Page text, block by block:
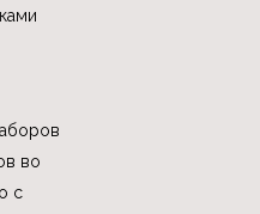
во
с